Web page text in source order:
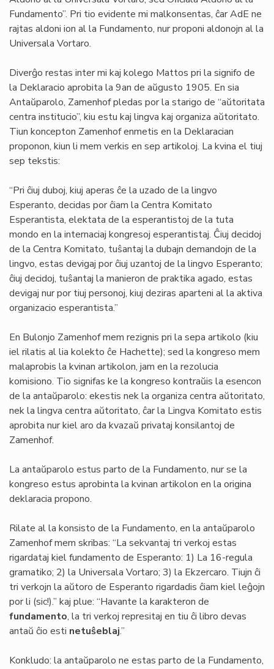
Fundamento”. Pri tio evidente mi malkonsentas, ĉar AdE ne
rajtas aldoni ion al la Fundamento, nur proponi aldonojn al la
Universala Vortaro.
Diverĝo restas inter mi kaj kolego Mattos pri la signifo de
la Deklaracio aprobita la 9an de aŭgusto 1905. En sia
Antaŭparolo, Zamenhof pledas por la starigo de “aŭtoritata
centra institucio”, kiu estu kaj lingva kaj organiza aŭtoritato.
Tiun koncepton Zamenhof enmetis en la Deklaracian
proponon, kiun li mem verkis en sep artikoloj. La kvina el tiuj
sep tekstis:
“Pri ĉiuj duboj, kiuj aperas ĉe la uzado de la lingvo
Esperanto, decidas por ĉiam la Centra Komitato
Esperantista, elektata de la esperantistoj de la tuta
mondo en la internaciaj kongresoj esperantistaj. Ĉiuj decidoj
de la Centra Komitato, tuŝantaj la dubajn demandojn de la
lingvo, estas devigaj por ĉiuj uzantoj de la lingvo Esperanto;
ĉiuj decidoj, tuŝantaj la manieron de praktika agado, estas
devigaj nur por tiuj personoj, kiuj deziras aparteni al la aktiva
organizacio esperantista.”
En Bulonjo Zamenhof mem rezignis pri la sepa artikolo (kiu
iel rilatis al lia kolekto ĉe Hachette); sed la kongreso mem
malaprobis la kvinan artikolon, jam en la rezolucia
komisiono. Tio signifas ke la kongreso kontraŭis la esencon
de la antaŭparolo: ekestis nek la organiza centra aŭtoritato,
nek la lingva centra aŭtoritato, ĉar la Lingva Komitato estis
aprobita nur kiel aro da kvazaŭ privataj konsilantoj de
Zamenhof.
La antaŭparolo estus parto de la Fundamento, nur se la
kongreso estus aprobinta la kvinan artikolon en la origina
deklaracia propono.
Rilate al la konsisto de la Fundamento, en la antaŭparolo
Zamenhof mem skribas: “La sekvantaj tri verkoj estas
rigardataj kiel fundamento de Esperanto: 1) La 16-regula
gramatiko; 2) la Universala Vortaro; 3) la Ekzercaro. Tiujn ĉi
tri verkojn la aŭtoro de Esperanto rigardadis ĉiam kiel leĝojn
por li (sic!).” kaj plue: “Havante la karakteron de
fundamento, la tri verkoj represitaj en tiu ĉi libro devas
antaŭ ĉio esti netuŝeblaj.”
Konkludo: la antaŭparolo ne estas parto de la Fundamento,